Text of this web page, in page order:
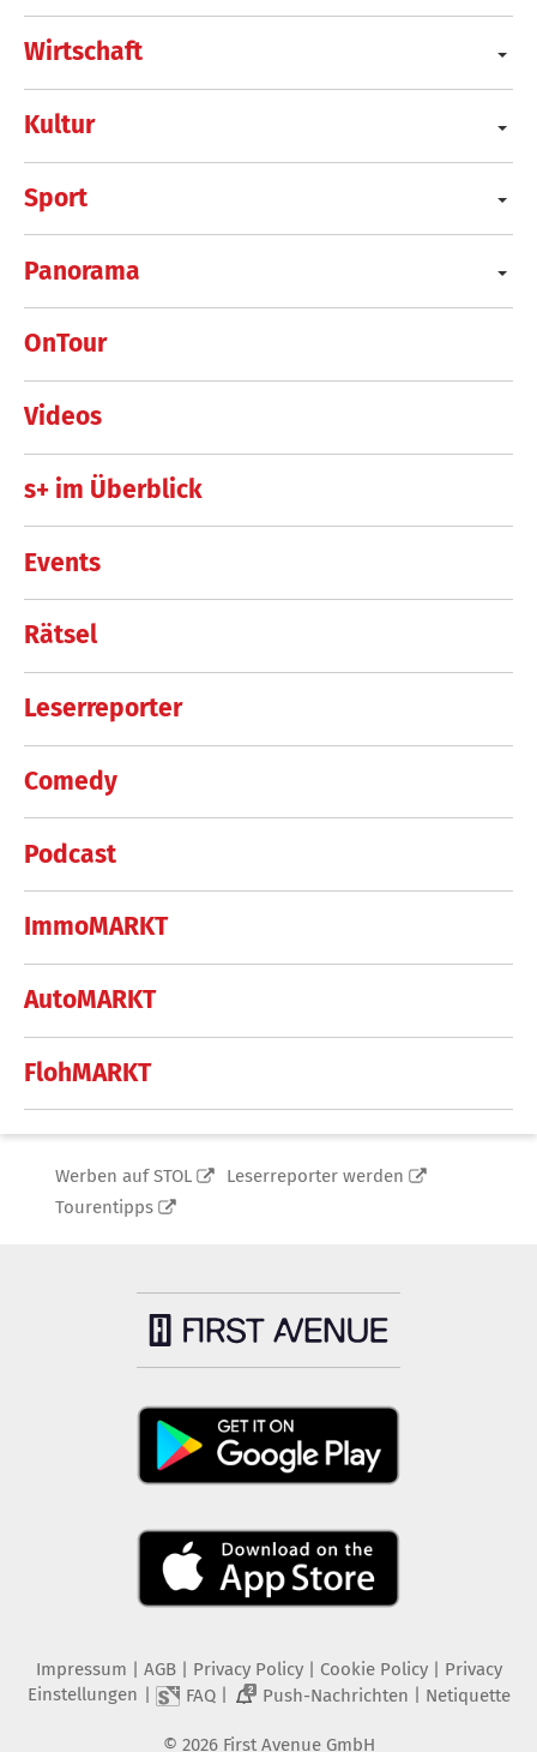
Wirtschaft
Kultur
Sport
Panorama
OnTour
Videos
s+ im Überblick
Events
Rätsel
Leserreporter
Comedy
Podcast
ImmoMARKT
AutoMARKT
FlohMARKT
Werben auf STOL
Leserreporter werden
Tourentipps
Impressum AGB Privacy Policy| Cookie Policy| Privacy
Einstellungen
FAQ| 2 Push-Nachrichten Netiquette
© 2026 First Avenue GmbH